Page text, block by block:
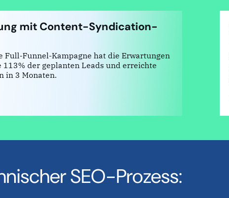
mit Content-Syndication-
Full-Funnel-Kampagne hat die Erwartungen
der geplanten Leads und erreichte
in 3 Monaten.
SEO-Prozess: